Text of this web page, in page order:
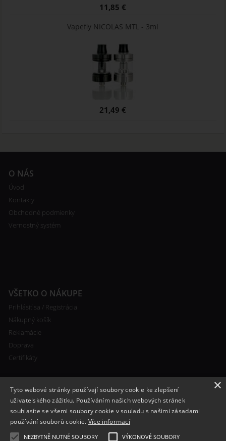
11,85 €
Vapefly NICOLAS MTL - 3ml
21,49 €
O NÁS
Úvod
Kontakty
Obchodné podmienky
Vernostný systém
VŠETKO O NÁKUPE
Prihlásiť sa / Registrácia
Nákupný košík
Reklamácie
Doprava
Certifikáty
RYCHLÝ KONTAKT
+420 608 138 367
×
Tyto webové stránky používají soubory cookie ke zlepšení
uživatelského zážitku. Používáním našich webových stránek
souhlasíte se všemi soubory cookie v souladu s našimi zásadami
používání souborů cookie. Více informací
NEZBYTNĚ NUTNÉ SOUBORY VÝKONOVÉ SOUBORY